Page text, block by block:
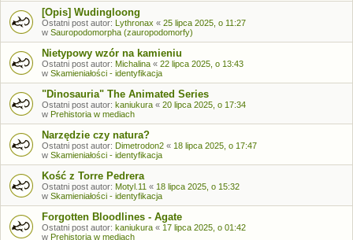
[Opis] Wudingloong
Ostatni post autor: Lythronax « 25 lipca 2025, o 11:27
w Sauropodomorpha (zauropodomorfy)
Nietypowy wzór na kamieniu
Ostatni post autor: Michalina « 22 lipca 2025, o 13:43
w Skamieniałości - identyfikacja
"Dinosauria" The Animated Series
Ostatni post autor: kaniukura « 20 lipca 2025, o 17:34
w Prehistoria w mediach
Narzędzie czy natura?
Ostatni post autor: Dimetrodon2 « 18 lipca 2025, o 17:47
w Skamieniałości - identyfikacja
Kość z Torre Pedrera
Ostatni post autor: Motyl.11 « 18 lipca 2025, o 15:32
w Skamieniałości - identyfikacja
Forgotten Bloodlines - Agate
Ostatni post autor: kaniukura « 17 lipca 2025, o 01:42
w Prehistoria w mediach